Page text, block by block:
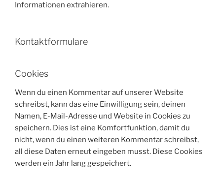
Informationen extrahieren.
Kontaktformulare
Cookies
Wenn du einen Kommentar auf unserer Website
schreibst, kann das eine Einwilligung sein, deinen
Namen, E-Mail-Adresse und Website in Cookies zu
speichern. Dies ist eine Komfortfunktion, damit du
nicht, wenn du einen weiteren Kommentar schreibst,
all diese Daten erneut eingeben musst. Diese Cookies
werden ein Jahr lang gespeichert.